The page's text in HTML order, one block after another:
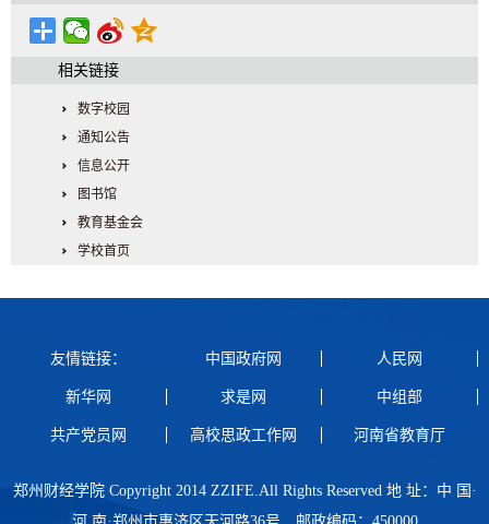
相关链接
数字校园
通知公告
信息公开
图书馆
教育基金会
学校首页
友情链接： 中国政府网 人民网
新华网 求是网 中组部
共产党员网 高校思政工作网 河南省教育厅
郑州财经学院 Copyright 2014 ZZIFE.All Rights Reserved 地 址：中 国·